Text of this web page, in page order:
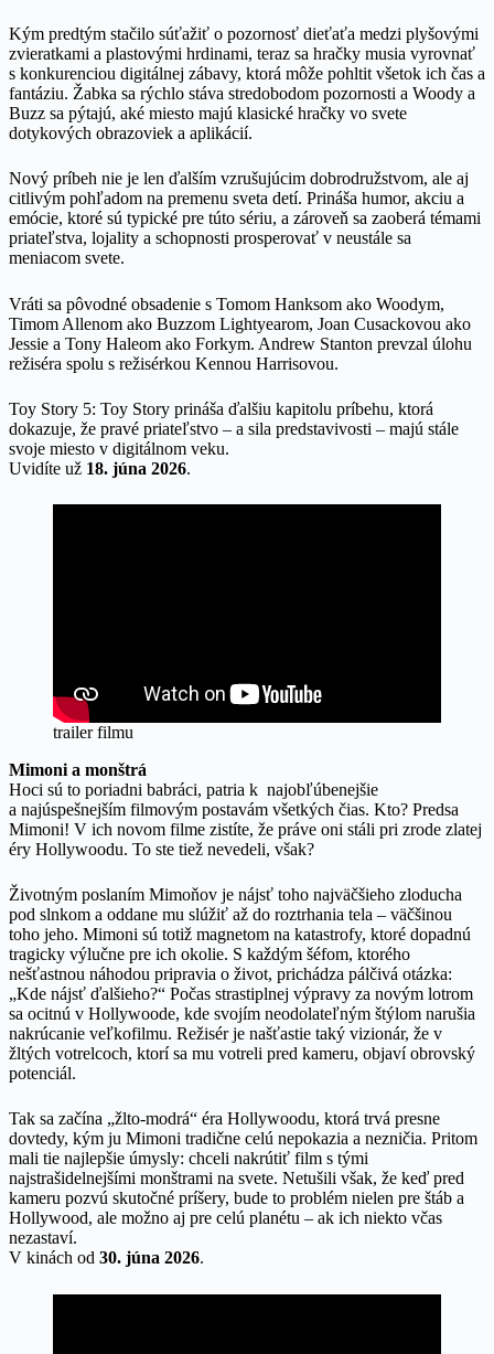
Kým predtým stačilo súťažiť o pozornosť dieťaťa medzi plyšovými
zvieratkami a plastovými hrdinami, teraz sa hračky musia vyrovnať
s konkurenciou digitálnej zábavy, ktorá môže pohltit všetok ich čas a
fantáziu. Žabka sa rýchlo stáva stredobodom pozornosti a Woody a
Buzz sa pýtajú, aké miesto majú klasické hračky vo svete
dotykových obrazoviek a aplikácií.
Nový príbeh nie je len ďalším vzrušujúcim dobrodružstvom, ale aj
citlivým pohľadom na premenu sveta detí. Prináša humor, akciu a
emócie, ktoré sú typické pre túto sériu, a zároveň sa zaoberá témami
priateľstva, lojality a schopnosti prosperovať v neustále sa
meniacom svete.
Vráti sa pôvodné obsadenie s Tomom Hanksom ako Woodym,
Timom Allenom ako Buzzom Lightyearom, Joan Cusackovou ako
Jessie a Tony Haleom ako Forkym. Andrew Stanton prevzal úlohu
režiséra spolu s režisérkou Kennou Harrisovou.
Toy Story 5: Toy Story prináša ďalšiu kapitolu príbehu, ktorá
dokazuje, že pravé priateľstvo – a sila predstavivosti – majú stále
svoje miesto v digitálnom veku.
Uvidíte už 18. júna 2026.
trailer filmu
Mimoni a monštrá
Hoci sú to poriadni babráci, patria k najobľúbenejšie
a najúspešnejším filmovým postavám všetkých čias. Kto? Predsa
Mimoni! V ich novom filme zistíte, že práve oni stáli pri zrode zlatej
éry Hollywoodu. To ste tiež nevedeli, však?
Životným poslaním Mimoňov je nájsť toho najväčšieho zloducha
pod slnkom a oddane mu slúžiť až do roztrhania tela – väčšinou
toho jeho. Mimoni sú totiž magnetom na katastrofy, ktoré dopadnú
tragicky výlučne pre ich okolie. S každým šéfom, ktorého
nešťastnou náhodou pripravia o život, prichádza pálčivá otázka:
„Kde nájsť ďalšieho?“ Počas strastiplnej výpravy za novým lotrom
sa ocitnú v Hollywoode, kde svojím neodolateľným štýlom narušia
nakrúcanie veľkofilmu. Režisér je našťastie taký vizionár, že v
žltých votrelcoch, ktorí sa mu votreli pred kameru, objaví obrovský
potenciál.
Tak sa začína „žlto-modrá“ éra Hollywoodu, ktorá trvá presne
dovtedy, kým ju Mimoni tradične celú nepokazia a nezničia. Pritom
mali tie najlepšie úmysly: chceli nakrútiť film s tými
najstrašidelnejšími monštrami na svete. Netušili však, že keď pred
kameru pozvú skutočné príšery, bude to problém nielen pre štáb a
Hollywood, ale možno aj pre celú planétu – ak ich niekto včas
nezastaví.
V kinách od 30. júna 2026.